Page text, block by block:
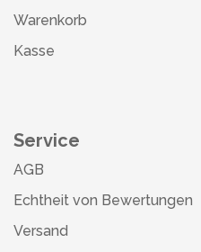
Warenkorb
Kasse
Service
AGB
Echtheit von Bewertungen
Versand